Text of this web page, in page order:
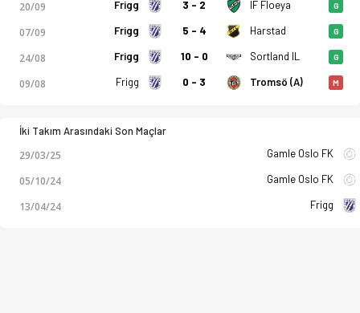
20/09 Frigg 3 - 2 IF Floeya G
07/09 Frigg 5 - 4 Harstad G
24/08 Frigg 10 - 0 Sortland IL G
09/08 Frigg 0 - 3 Tromsö (A) M
İki Takım Arasındaki Son Maçlar
29/03/25 Gamle Oslo FK
05/10/24 Gamle Oslo FK
13/04/24 Frigg